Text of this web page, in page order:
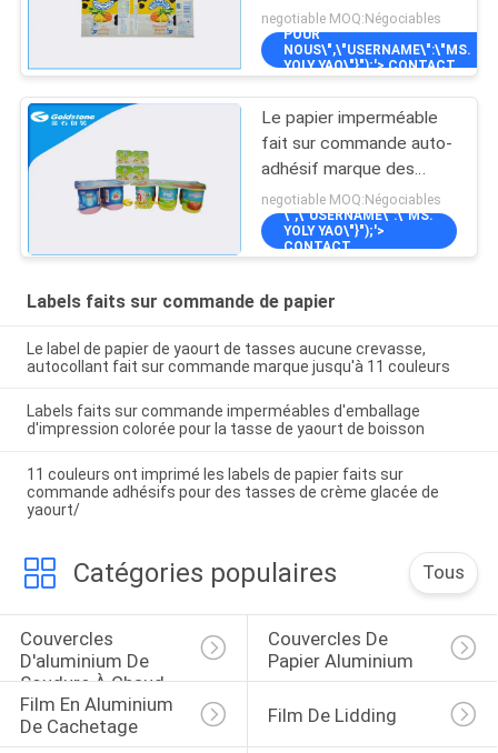
pour l'emballage
alimentaire, surface de
Glosy
negotiable MOQ:Négociables
POUR
NOUS\",\"USERNAME\":\"MS.
YOLY YAO\"}");'> CONTACT
Le papier imperméable
fait sur commande auto-
adhésif marque des
autocollants pour des
tasses de plastique de
picoseconde
negotiable MOQ:Négociables
\",\"USERNAME\":\"MS.
YOLY YAO\"}");'>
CONTACT
Labels faits sur commande de papier
Le label de papier de yaourt de tasses aucune crevasse,
autocollant fait sur commande marque jusqu'à 11 couleurs
Labels faits sur commande imperméables d'emballage
d'impression colorée pour la tasse de yaourt de boisson
11 couleurs ont imprimé les labels de papier faits sur
commande adhésifs pour des tasses de crème glacée de
yaourt/
Catégories populaires Tous
Couvercles
D'aluminium De
Soudure À Chaud
Couvercles De
Papier Aluminium
Film En Aluminium
De Cachetage
Film De Lidding